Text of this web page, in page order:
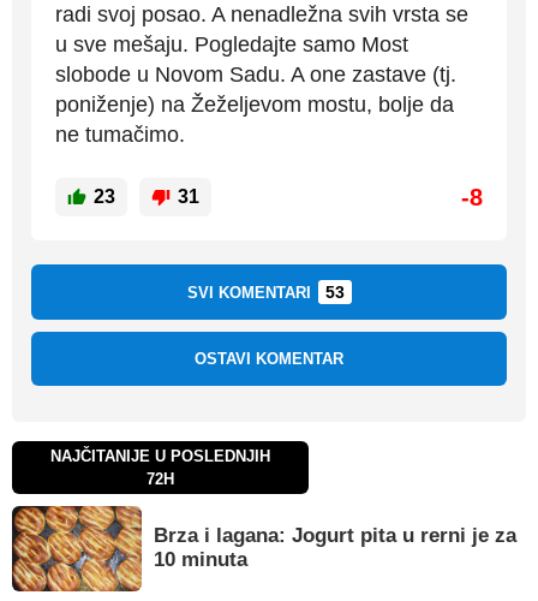
radi svoj posao. A nenadležna svih vrsta se
u sve mešaju. Pogledajte samo Most
slobode u Novom Sadu. A one zastave (tj.
poniženje) na Žeželjevom mostu, bolje da
ne tumačimo.
23 31 -8
SVI KOMENTARI 53
OSTAVI KOMENTAR
NAJČITANIJE U POSLEDNJIH
72H
Brza i lagana: Jogurt pita u rerni je za
10 minuta